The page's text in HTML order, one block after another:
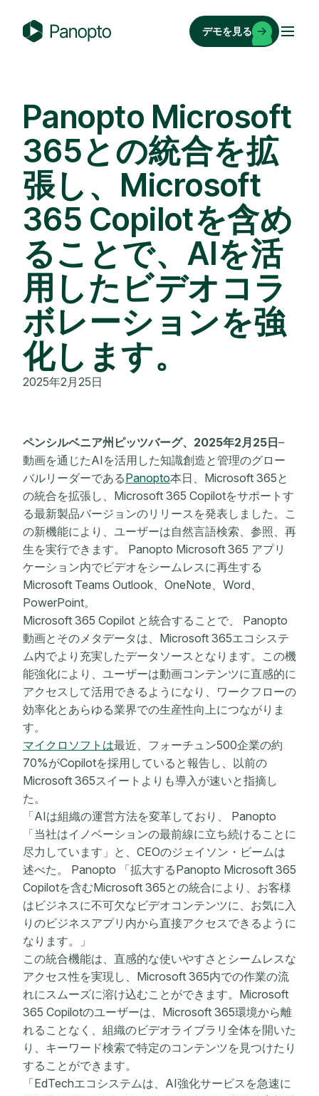
o
p
t
o
デモを見る
Panopto Microsoft
365との統合を拡
張し、Microsoft
365 Copilotを含め
ることで、AIを活
用したビデオコラ
ボレーションを強
化します。
2025年2月25日
ペンシルベニア州ピッツバーグ、2025年2月25日–
動画を通じたAIを活用した知識創造と管理のグロー
バルリーダーであるPanopto本日、Microsoft 365と
の統合を拡張し、Microsoft 365 Copilotをサポートす
る最新製品バージョンのリリースを発表しました。こ
の新機能により、ユーザーは自然言語検索、参照、再
生を実行できます。 Panopto Microsoft 365 アプリ
ケーション内でビデオをシームレスに再生する
Microsoft Teams Outlook、OneNote、Word、
PowerPoint。
Microsoft 365 Copilot と統合することで、 Panopto
動画とそのメタデータは、Microsoft 365エコシステ
ム内でより充実したデータソースとなります。この機
能強化により、ユーザーは動画コンテンツに直感的に
アクセスして活用できるようになり、ワークフローの
効率化とあらゆる業界での生産性向上につながりま
す。
マイクロソフトは最近、フォーチュン500企業の約
70%がCopilotを採用していると報告し、以前の
Microsoft 365スイートよりも導入が速いと指摘し
た。
「AIは組織の運営方法を変革しており、 Panopto
「当社はイノベーションの最前線に立ち続けることに
尽力しています」と、CEOのジェイソン・ビームは
述べた。 Panopto 「拡大するPanopto Microsoft 365
Copilotを含むMicrosoft 365との統合により、お客様
はビジネスに不可欠なビデオコンテンツに、お気に入
りのビジネスアプリ内から直接アクセスできるように
なります。」
この統合機能は、直感的な使いやすさとシームレスな
アクセス性を実現し、Microsoft 365内での作業の流
れにスムーズに溶け込むことができます。Microsoft
365 Copilotのユーザーは、Microsoft 365環境から離
れることなく、組織のビデオライブラリ全体を開いた
り、キーワード検索で特定のコンテンツを見つけたり
することができます。
「EdTechエコシステムは、AI強化サービスを急速に